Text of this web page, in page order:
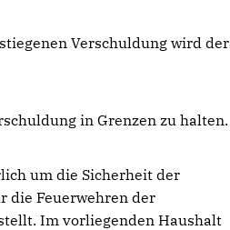
Verschuldung wird der
in Grenzen zu halten.
um die Sicherheit der
die Feuerwehren der
Im vorliegenden Haushalt